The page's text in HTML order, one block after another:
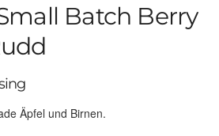
Batch Berry
Äpfel und Birnen.